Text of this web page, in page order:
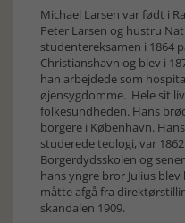
Michael Larsen var født i
Peter Larsen og hustru
studentereksamen i 1864
Christianshavn og blev i
han arbejdede som
øjensygdomme. Hele sit
folkesundheden. Hans
borgere i København.
studerede teologi, var
Borgerdydsskolen og
hans yngre bror Julius
måtte afgå fra
skandalen 1909.